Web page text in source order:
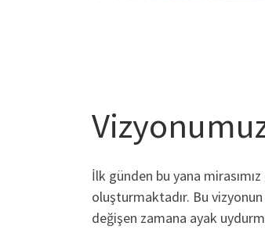
İlk günden bu yana
oluşturmaktadır. Bu
değişen zamana ayak